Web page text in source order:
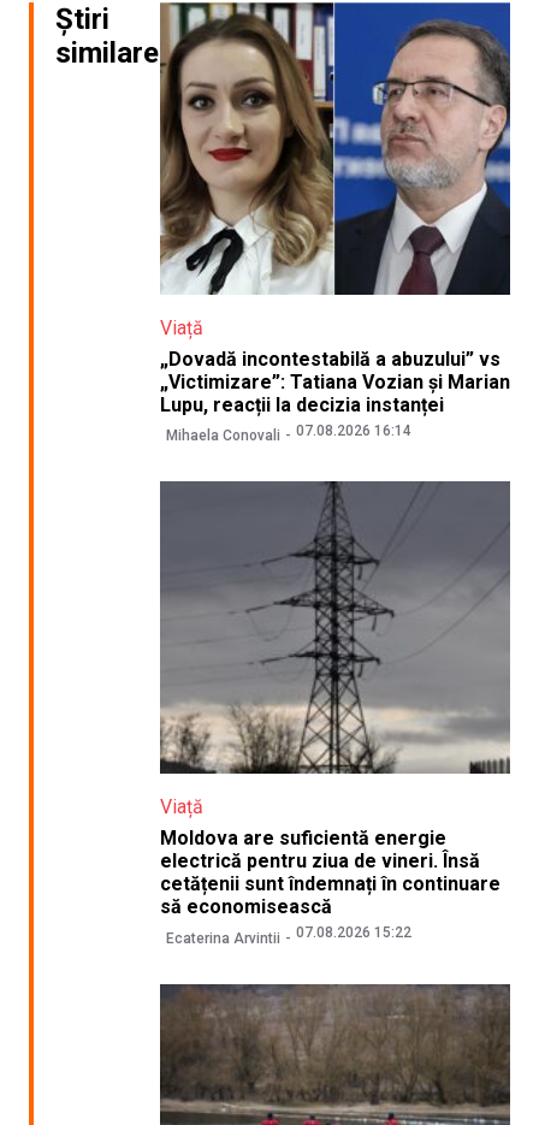
Știri
similare
Viață
„Dovadă incontestabilă a abuzului” vs
„Victimizare”: Tatiana Vozian și Marian
Lupu, reacții la decizia instanței
Mihaela Conovali 07.08.2026 16:14
Viață
Moldova are suficientă energie
electrică pentru ziua de vineri. Însă
cetățenii sunt îndemnați în continuare
să economisească
Ecaterina Arvintii 07.08.2026 15:22